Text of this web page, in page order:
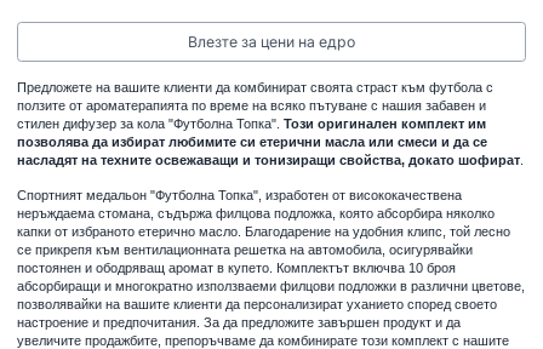
Влезте за цени на едро
Предложете на вашите клиенти да комбинират своята страст към футбола с
ползите от ароматерапията по време на всяко пътуване с нашия забавен и
стилен дифузер за кола "Футболна Топка". Този оригинален комплект им
позволява да избират любимите си етерични масла или смеси и да се
насладят на техните освежаващи и тонизиращи свойства, докато шофират
Спортният медальон "Футболна Топка", изработен от висококачествена
неръждаема стомана, съдържа филцова подложка, която абсорбира няколко
капки от избраното етерично масло. Благодарение на удобния клипс, той лесно
се прикрепя към вентилационната решетка на автомобила, осигурявайки
постоянен и ободряващ аромат в купето. Комплектът включва 10 броя
абсорбиращи и многократно използваеми филцови подложки в различни цветове,
позволявайки на вашите клиенти да персонализират уханието според своето
настроение и предпочитания. За да предложите завършен продукт и да
увеличите продажбите, препоръчваме да комбинирате този комплект с нашите